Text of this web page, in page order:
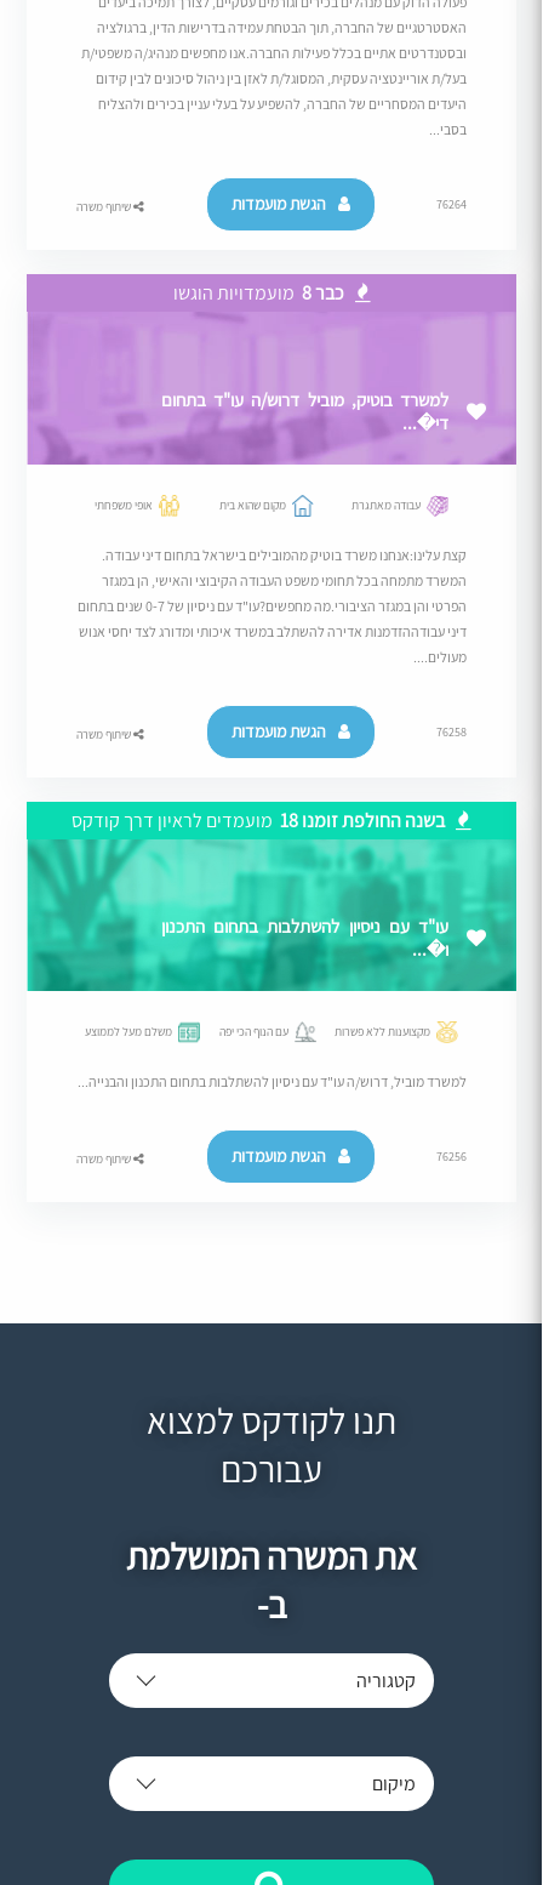
האסטרטגיים של החברה, תוך הבטחת עמידה בדרישות הדין, ברגולציה
ובסטנדרטים אתיים בכלל פעילות החברה.אנו מחפשים מנהיג/ה משפטי/ת
בעל/ת אוריינטציה עסקית, המסוגל/ת לאזן בין ניהול סיכונים לבין קידום
היעדים המסחריים של החברה, להשפיע על בעלי עניין בכירים ולהצליח
בסבי...
76264 הגשת מועמדות שיתוף משרה
כבר 8 מועמדויות הוגשו
למשרד בוטיק, מוביל דרוש/ה עו"ד בתחום
די�...
עבודה מאתגרת מקום שהוא בית אופי משפחתי
קצת עלינו:אנחנו משרד בוטיק מהמובילים בישראל בתחום דיני עבודה.
המשרד מתמחה בכל תחומי משפט העבודה הקיבוצי והאישי, הן במגזר
הפרטי והן במגזר הציבורי.מה מחפשים?עו"ד עם ניסיון של 0-7 שנים בתחום
דיני עבודההזדמנות אדירה להשתלב במשרד איכותי ומדורג לצד יחסי אנוש
מעולים....
76258 הגשת מועמדות שיתוף משרה
בשנה החולפת זומנו 18 מועמדים לראיון דרך קודקס
עו"ד עם ניסיון להשתלבות בתחום התכנון
ו�...
מקצוענות ללא פשרות עם הנוף הכי יפה משלם מעל לממוצע
למשרד מוביל, דרוש/ה עו"ד עם ניסיון להשתלבות בתחום התכנון והבנייה...
76256 הגשת מועמדות שיתוף משרה
תנו לקודקס למצוא
עבורכם
את המשרה המושלמת
ב-
קטגוריה
מיקום